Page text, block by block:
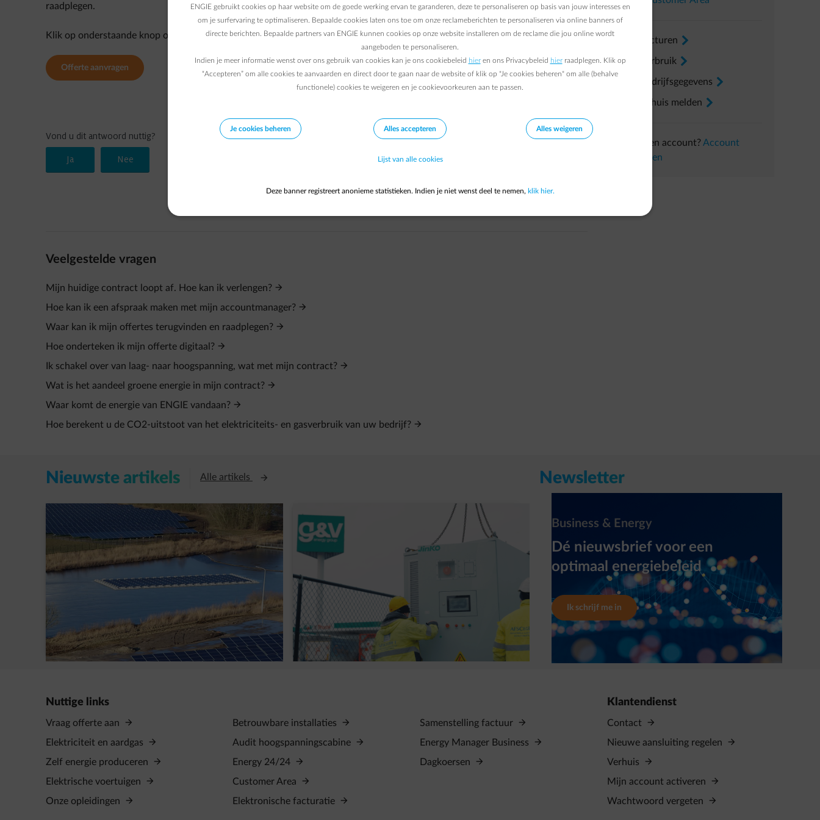
raadplegen.
Klik op onderstaande knop om uw offerte online aan te vragen.
Offerte aanvragen
Veelgestelde vragen
Mijn huidige contract loopt af. Hoe kan ik verlengen?
Hoe kan ik een afspraak maken met mijn accountmanager?
Waar kan ik mijn offertes terugvinden en raadplegen?
Hoe onderteken ik mijn offerte digitaal?
Ik schakel over van laag- naar hoogspanning, wat met mijn contract?
Wat is het aandeel groene energie in mijn contract?
Waar komt de energie van ENGIE vandaan?
Hoe berekent u de CO2-uitstoot van het elektriciteits- en gasverbruik van uw bedrijf?
Mijn facturen arrow-right
Mijn verbruik arrow-right
Mijn bedrijfsgegevens arrow-right
Een verhuis melden arrow-right
Nog geen account? Account
aanmaken
Nieuwste artikels Alle artikels Opent in een nieuw tabblad
Waarom heeft G&V een slimme
batterijinstallatie (BESS) geplaatst?
Newsletter
Business & Energy
Dé nieuwsbrief voor een
optimaal energiebeleid
Ik schrijf me in
Nuttige links
Vraag offerte aan
Elektriciteit en aardgas
Zelf energie produceren
Elektrische voertuigen
Onze opleidingen
Betrouwbare installaties
Audit hoogspanningscabine
Energy 24/24
Customer Area
Elektronische facturatie
Samenstelling factuur
Energy Manager Business
Dagkoersen
Klantendienst
Contact
Nieuwe aansluiting regelen
Verhuis
Mijn account activeren
Wachtwoord vergeten
ENGIE gebruikt cookies op haar website om de goede werking ervan te garanderen, deze te personaliseren op basis van jouw interesses en
om je surfervaring te optimaliseren. Bepaalde cookies laten ons toe om onze reclameberichten te personaliseren via online banners of
directe berichten. Bepaalde partners van ENGIE kunnen cookies op onze website installeren om de reclame die jou online wordt
aangeboden te personaliseren.
Indien je meer informatie wenst over ons gebruik van cookies kan je ons cookiebeleid hieren ons Privacybeleid hierraadplegen. Klik op
“Accepteren” om alle cookies te aanvaarden en direct door te gaan naar de website of klik op "Je cookies beheren" om alle (behalve
functionele) cookies te weigeren en je cookievoorkeuren aan te passen.
Je cookies beheren Alles accepteren Alles weigeren
Lijst van alle cookies
Deze banner registreert anonieme statistieken. Indien je niet wenst deel te nemen, klik hier.